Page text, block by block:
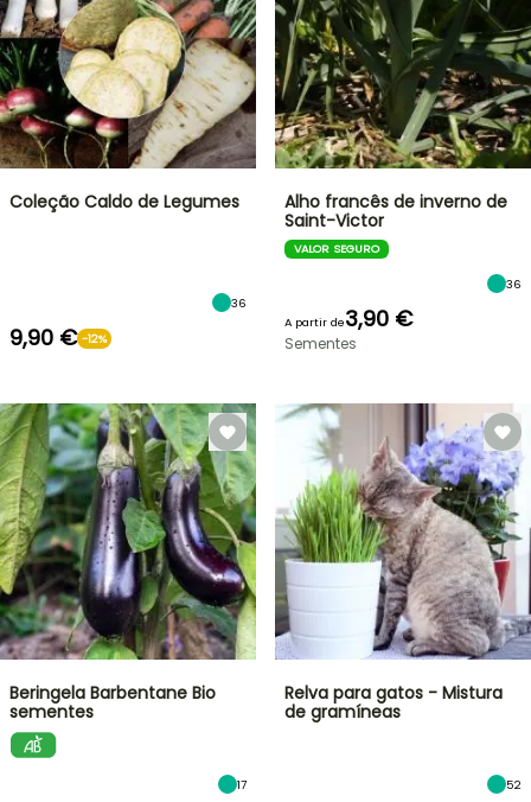
Coleção Caldo de Legumes
36
9,90 € -12%
Alho francês de inverno de
Saint-Victor
VALOR SEGURO
36
A partir de3,90 €
Sementes
Beringela Barbentane Bio
sementes
17
Relva para gatos - Mistura
de gramíneas
52